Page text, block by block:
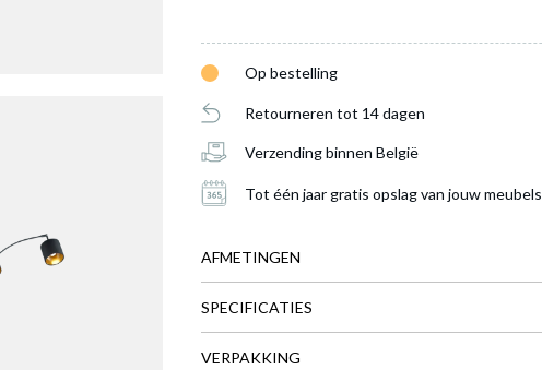
Op bestelling
Retourneren tot 14 dagen
Verzending binnen België
Tot één jaar gratis opslag van jouw meubels
AFMETINGEN
Meer afmetingen
SPECIFICATIES
VERPAKKING